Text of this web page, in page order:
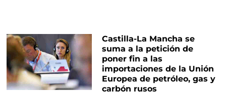
Castilla-La Mancha se
suma a la petición de
poner fin a las
importaciones de la Unión
Europea de petróleo, gas y
carbón rusos